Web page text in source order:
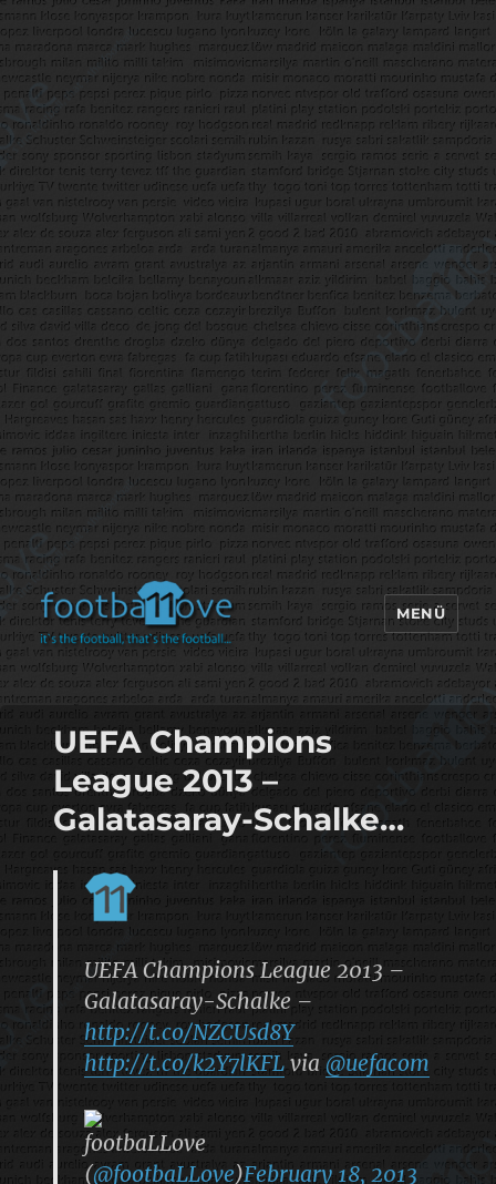
footbaLLove
MENÜ
UEFA Champions
League 2013 –
Galatasaray-Schalke…
UEFA Champions League 2013 –
Galatasaray-Schalke –
http://t.co/NZCUsd8Y
http://t.co/k2Y7lKFLvia @uefacom
footbaLLove
(@footbaLLove)February 18, 2013